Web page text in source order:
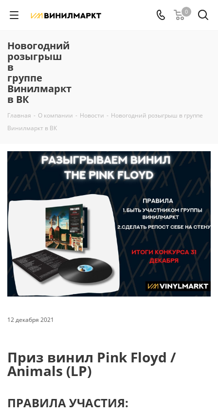
0
Новогодний
розыгрыш
в
группе
Винилмаркт
в ВК
Главная - О компании - Новости - Новогодний розыгрыш в группе
Винилмаркт в ВК
12 декабря 2021
Приз винил Pink Floyd /
Animals (LP)
ПРАВИЛА УЧАСТИЯ: